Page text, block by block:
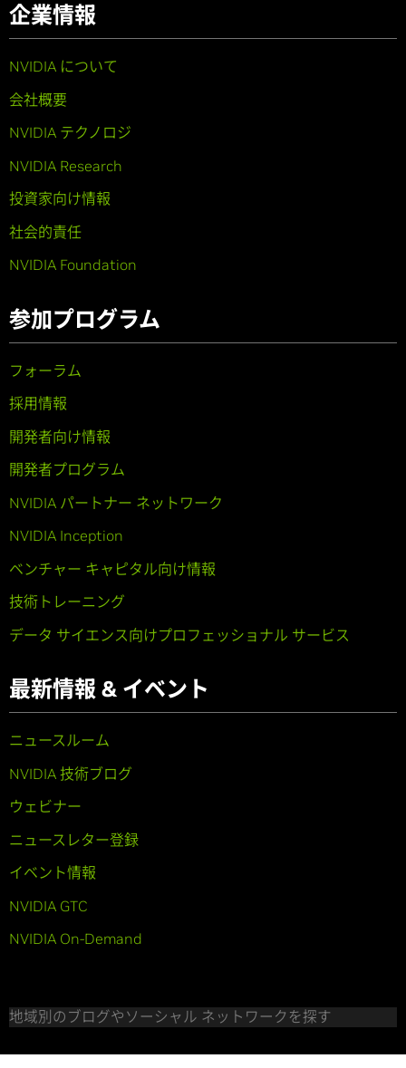
企業情報
NVIDIA について
会社概要
NVIDIA テクノロジ
NVIDIA Research
投資家向け情報
社会的責任
NVIDIA Foundation
参加プログラム
フォーラム
採用情報
開発者向け情報
開発者プログラム
NVIDIA パートナー ネットワーク
NVIDIA Inception
ベンチャー キャピタル向け情報
技術トレーニング
データ サイエンス向けプロフェッショナル サービス
最新情報 & イベント
ニュースルーム
NVIDIA 技術ブログ
ウェビナー
ニュースレター登録
イベント情報
NVIDIA GTC
NVIDIA On-Demand
地域別のブログやソーシャル ネットワークを探す